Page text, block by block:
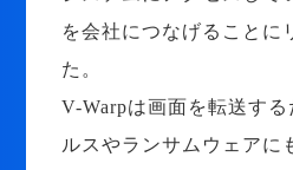
を会社につなげることに
た。
V-Warpは画面を転送す
ルスやランサムウェアに